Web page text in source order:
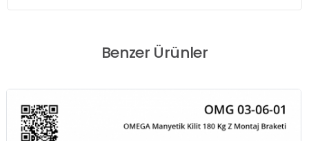
Benzer Ürünler